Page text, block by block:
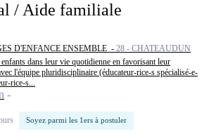
/ Aide familiale
D'ENFANCE ENSEMBLE - 28 - CHATEAUDUN
dans leur vie quotidienne en favorisant leur
l'équipe pluridisciplinaire (éducateur-rice-s spécialisé-e-
rice-s...
Soyez parmi les 1ers à postuler